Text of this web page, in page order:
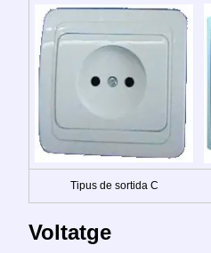
Tipus de sortida C
Voltatge